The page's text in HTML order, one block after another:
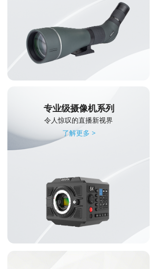
专业级摄像机系列
令人惊叹的直播新视界
了解更多 >